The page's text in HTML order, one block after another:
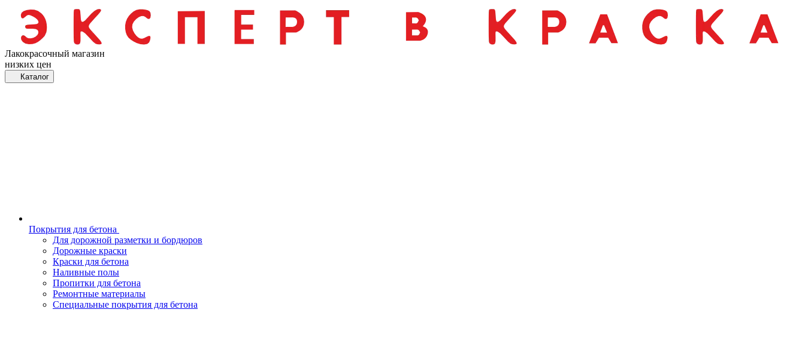
Лакокрасочный магазин
низких цен
Каталог
Покрытия для бетона
Для дорожной разметки и бордюров
Дорожные краски
Краски для бетона
Наливные полы
Пропитки для бетона
Ремонтные материалы
Специальные покрытия для бетона